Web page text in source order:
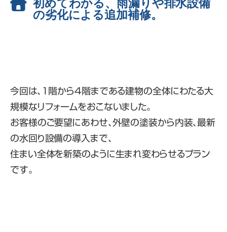
初めてわかる、雨漏りや排水設備
の劣化による追加補修。
今回は、1階から4階まである建物の全体にわたる大
規模なリフォームをおこないました。
お客様のご要望にあわせ、外壁の塗装から内装、最新
の水回り設備の導入まで、
住まい全体を新築のように生まれ変わらせるプラン
です。